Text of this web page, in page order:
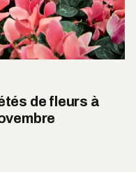
de fleurs à